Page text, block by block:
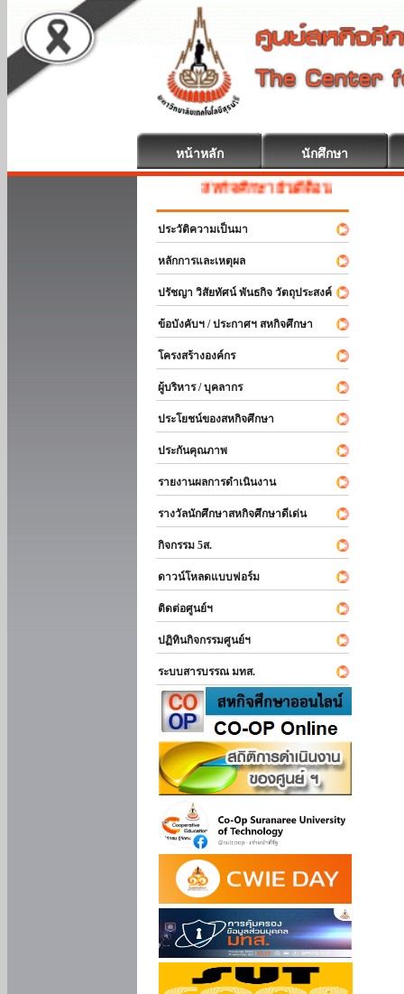
หน้าหลัก นักศึกษา
สหกิจศึกษา ยินดีต้อนรับ
ประวัติความเป็นมา
หลักการและเหตุผล
ปรัชญา วิสัยทัศน์ พันธกิจ วัตถุประสงค์
ข้อบังคับฯ / ประกาศฯ สหกิจศึกษา
โครงสร้างองค์กร
ผู้บริหาร / บุคลากร
ประโยชน์ของสหกิจศึกษา
ประกันคุณภาพ
รายงานผลการดำเนินงาน
รางวัลนักศึกษาสหกิจศึกษาดีเด่น
กิจกรรม 5ส.
ดาวน์โหลดแบบฟอร์ม
ติดต่อศูนย์ฯ
ปฏิทินกิจกรรมศูนย์ฯ
ระบบสารบรรณ มทส.